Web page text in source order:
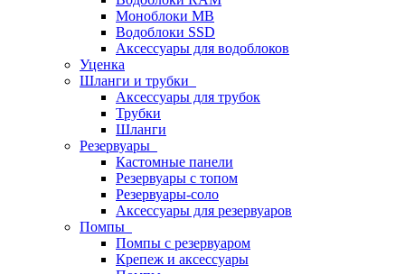
Моноблоки MB
Водоблоки SSD
Аксессуары для водоблоков
Уценка
Шланги и трубки
Аксессуары для трубок
Трубки
Шланги
Резервуары
Кастомные панели
Резервуары с топом
Резервуары-соло
Аксессуары для резервуаров
Помпы
Помпы с резервуаром
Крепеж и аксессуары